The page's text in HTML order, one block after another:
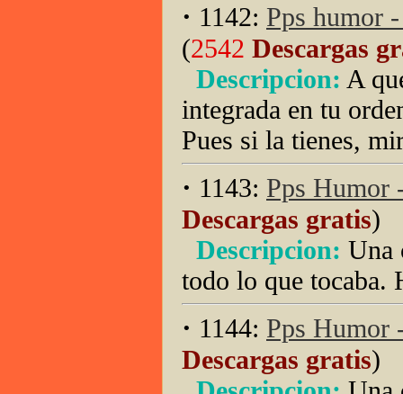
· 1142: Pps humor
(2542 Descargas
Descripcion: A
integrada en tu
Pues si la tienes,
· 1143: Pps Humor
Descargas gratis)
Descripcion: Una
todo lo que tocaba.
· 1144: Pps Humor
Descargas gratis)